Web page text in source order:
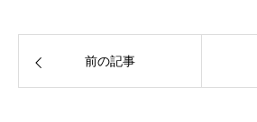
前の記事